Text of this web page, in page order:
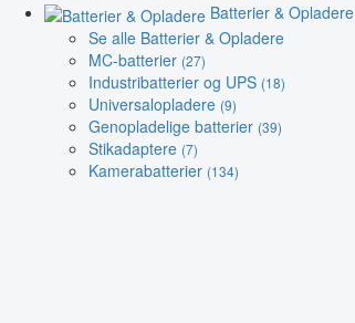
Batterier & Opladere
Se alle Batterier & Opladere
MC-batterier (27)
Industribatterier og UPS (18)
Universalopladere (9)
Genopladelige batterier (39)
Stikadaptere (7)
Kamerabatterier (134)